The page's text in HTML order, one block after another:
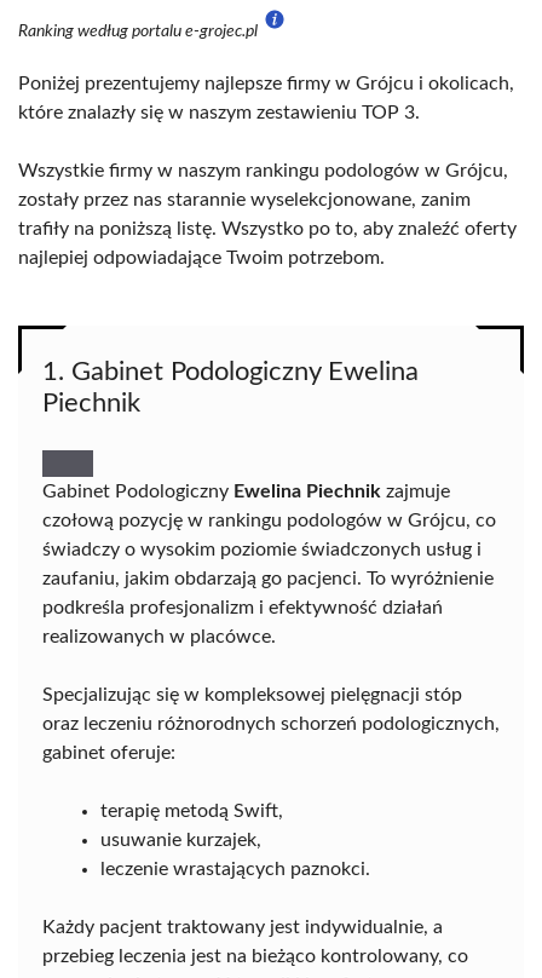
Ranking według portalu e-grojec.pl
Poniżej prezentujemy najlepsze firmy w Grójcu i okolicach,
które znalazły się w naszym zestawieniu TOP 3.
Wszystkie firmy w naszym rankingu podologów w Grójcu,
zostały przez nas starannie wyselekcjonowane, zanim
trafiły na poniższą listę. Wszystko po to, aby znaleźć oferty
najlepiej odpowiadające Twoim potrzebom.
1. Gabinet Podologiczny Ewelina
Piechnik
Gabinet Podologiczny Ewelina Piechnik zajmuje
czołową pozycję w rankingu podologów w Grójcu, co
świadczy o wysokim poziomie świadczonych usług i
zaufaniu, jakim obdarzają go pacjenci. To wyróżnienie
podkreśla profesjonalizm i efektywność działań
realizowanych w placówce.
Specjalizując się w kompleksowej pielęgnacji stóp
oraz leczeniu różnorodnych schorzeń podologicznych,
gabinet oferuje:
terapię metodą Swift,
usuwanie kurzajek,
leczenie wrastających paznokci.
Każdy pacjent traktowany jest indywidualnie, a
przebieg leczenia jest na bieżąco kontrolowany, co